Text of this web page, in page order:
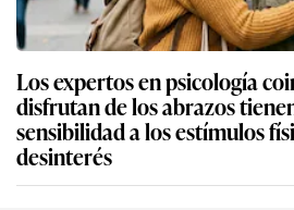
Los expertos en psicología
disfrutan de los abrazos
sensibilidad a los estímulos
desinterés